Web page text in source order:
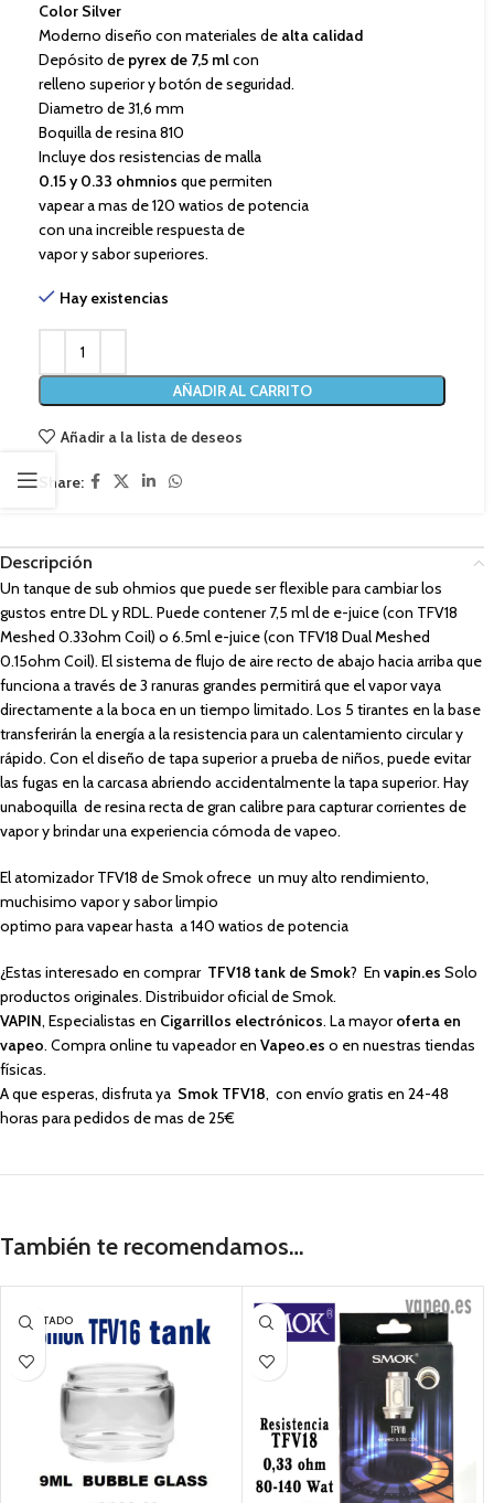
Color Silver
Moderno diseño con materiales de alta calidad
Depósito de pyrex de 7,5 mlcon
relleno superior y botón de seguridad.
Diametro de 31,6 mm
Boquilla de resina 810
Incluye dos resistencias de malla
0.15 y 0.33 ohmnios que permiten
vapear a mas de 120 watios de potencia
con una increible respuesta de
vapor y sabor superiores.
Hay existencias
AÑADIR AL CARRITO
Añadir a la lista de deseos
Share:
Descripción
Un tanque de sub ohmios que puede ser flexible para cambiar los
gustos entre DL y RDL. Puede contener 7,5 ml de e-juice (con TFV18
Meshed 0.33ohm Coil) o 6.5ml e-juice (con TFV18 Dual Meshed
0.15ohm Coil). El sistema de flujo de aire recto de abajo hacia arriba que
funciona a través de 3 ranuras grandes permitirá que el vapor vaya
directamente a la boca en un tiempo limitado. Los 5 tirantes en la base
transferirán la energía a la resistencia para un calentamiento circular y
rápido. Con el diseño de tapa superior a prueba de niños, puede evitar
las fugas en la carcasa abriendo accidentalmente la tapa superior. Hay
unaboquilla de resina recta de gran calibre para capturar corrientes de
vapor y brindar una experiencia cómoda de vapeo.
El atomizador TFV18 de Smok ofrece un muy alto rendimiento,
muchisimo vapor y sabor limpio
optimo para vapear hasta a 140 watios de potencia
¿Estas interesado en comprar TFV18 tank de Smok? En vapin.es Solo
productos originales. Distribuidor oficial de Smok.
VAPIN, Especialistas en Cigarrillos electrónicos. La mayoroferta en
vapeo. Compra online tu vapeador en Vapeo.es o en nuestras tiendas
físicas.
A que esperas, disfruta ya Smok TFV18, con envío gratis en 24-48
horas para pedidos de mas de 25€
También te recomendamos…
AGOTADO